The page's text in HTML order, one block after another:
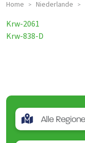
Home > Niederlande >
Krw-2061
Krw-838-D